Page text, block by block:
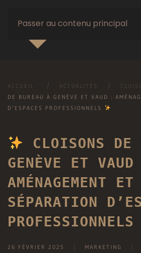
Passer au contenu principal
ACCUEIL ACTUALITÉS
DE BUREAU À GENÈVE ET VAUD :
D’ESPACES PROFESSIONNELS
CLOISONS DE
GENÈVE ET
AMÉNAGEMENT ET
SÉPARATION
PROFESSIONNELS
26 FÉVRIER 2025 MARKETING